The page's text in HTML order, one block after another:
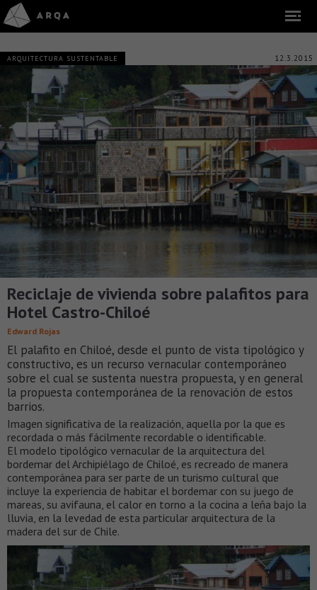
ARQUITECTURA SUSTENTABLE 12.3.2015
Reciclaje de vivienda sobre palafitos para
Hotel Castro-Chiloé
Edward Rojas
El palafito en Chiloé, desde el punto de vista tipológico y
constructivo, es un recurso vernacular contemporáneo
sobre el cual se sustenta nuestra propuesta, y en general
la propuesta contemporánea de la renovación de estos
barrios.
Imagen significativa de la realización, aquella por la que es
recordada o más fácilmente recordable o identificable.
El modelo tipológico vernacular de la arquitectura del
bordemar del Archipiélago de Chiloé, es recreado de manera
contemporánea para ser parte de un turismo cultural que
incluye la experiencia de habitar el bordemar con su juego de
mareas, su avifauna, el calor en torno a la cocina a leña bajo la
lluvia, en la levedad de esta particular arquitectura de la
madera del sur de Chile.